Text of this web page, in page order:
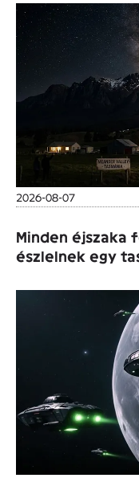
2026-08-07
Minden éjszaka
észlelnek egy